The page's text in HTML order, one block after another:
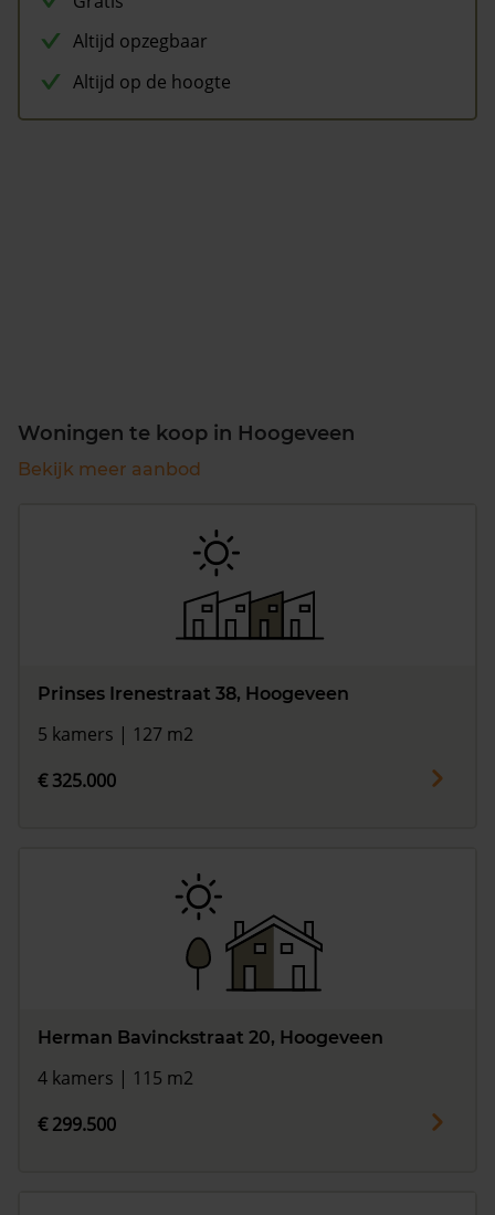
Altijd opzegbaar
Altijd op de hoogte
Woningen te koop in Hoogeveen
Bekijk meer aanbod
Prinses Irenestraat 38, Hoogeveen
5 kamers | 127 m2
€ 325.000
Herman Bavinckstraat 20, Hoogeveen
4 kamers | 115 m2
€ 299.500